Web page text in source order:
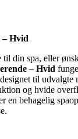
– Hvid
din spa, eller
– Hvid
til udvalgte
og hvide
en behagelig